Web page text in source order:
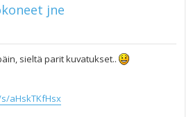
jne
sieltä parit kuvatukset..
aHskTKfHsx